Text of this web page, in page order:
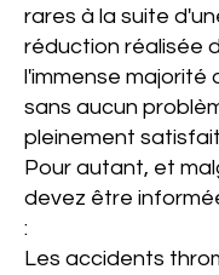
rares à la suite
réduction réalisée
l'immense majorité
sans aucun
pleinement
Pour autant, et
devez être
:
Les accidents